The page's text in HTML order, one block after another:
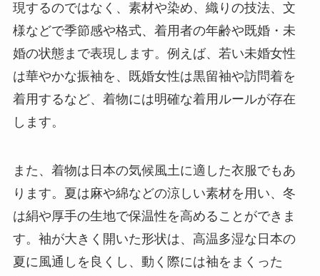
現するのではなく、素材や染め、織りの技法、文
様などで季節感や格式、着用者の年齢や既婚・未
婚の状態まで表現します。例えば、若い未婚女性
は華やかな振袖を、既婚女性は黒留袖や訪問着を
着用するなど、着物には明確な着用ルールが存在
します。
また、着物は日本の気候風土に適した衣服でもあ
ります。夏は麻や綿などの涼しい素材を用い、冬
は絹や厚手の生地で保温性を高めることができま
す。袖が大きく開いた形状は、高温多湿な日本の
夏に風通しを良くし、動く際には袖をまくった